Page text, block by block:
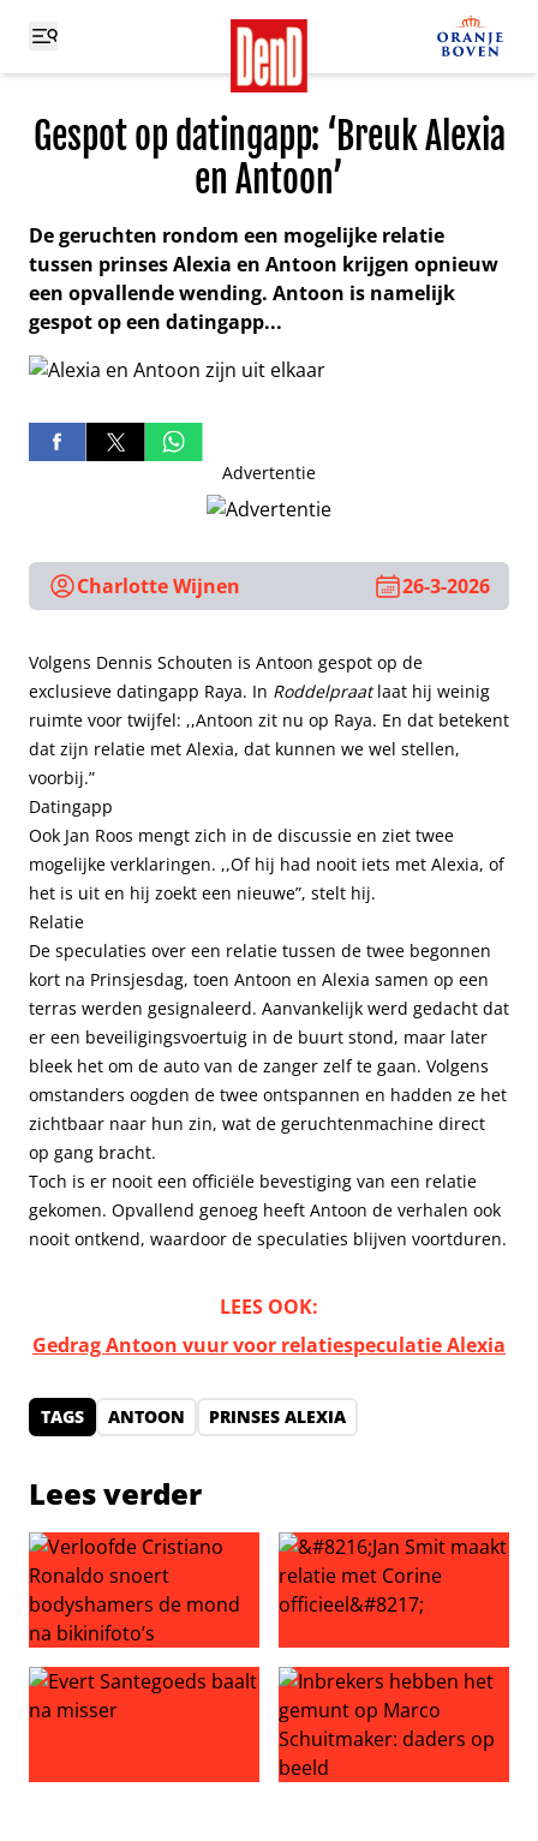
Gespot op datingapp: ‘Breuk Alexia
en Antoon’
De geruchten rondom een mogelijke relatie
tussen prinses Alexia en Antoon krijgen opnieuw
een opvallende wending. Antoon is namelijk
gespot op een datingapp...
Advertentie
Charlotte Wijnen 26-3-2026
Volgens Dennis Schouten is Antoon gespot op de
exclusieve datingapp Raya. In Roddelpraatlaat hij weinig
ruimte voor twijfel: ,,Antoon zit nu op Raya. En dat betekent
dat zijn relatie met Alexia, dat kunnen we wel stellen,
voorbij.”
Datingapp
Ook Jan Roos mengt zich in de discussie en ziet twee
mogelijke verklaringen. ,,Of hij had nooit iets met Alexia, of
het is uit en hij zoekt een nieuwe”, stelt hij.
Relatie
De speculaties over een relatie tussen de twee begonnen
kort na Prinsjesdag, toen Antoon en Alexia samen op een
terras werden gesignaleerd. Aanvankelijk werd gedacht dat
er een beveiligingsvoertuig in de buurt stond, maar later
bleek het om de auto van de zanger zelf te gaan. Volgens
omstanders oogden de twee ontspannen en hadden ze het
zichtbaar naar hun zin, wat de geruchtenmachine direct
op gang bracht.
Toch is er nooit een officiële bevestiging van een relatie
gekomen. Opvallend genoeg heeft Antoon de verhalen ook
nooit ontkend, waardoor de speculaties blijven voortduren.
LEES OOK:
Gedrag Antoon vuur voor relatiespeculatie Alexia
TAGS ANTOON PRINSES ALEXIA
Lees verder
Verloofde Cristiano Ronaldo snoert bodyshamers de
‘Jan Smit maakt relatie met